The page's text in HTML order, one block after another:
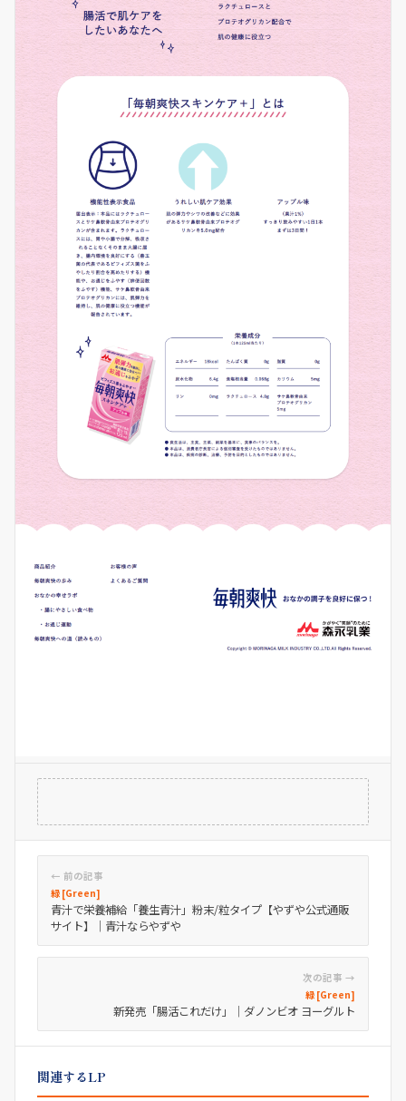
← 前の記事
緑 [Green]
青汁で栄養補給「養生青汁」粉末/粒タイプ【やずや公式通販
サイト】｜青汁ならやずや
次の記事 →
緑 [Green]
新発売「腸活これだけ」｜ダノンビオ ヨーグルト
関連するLP